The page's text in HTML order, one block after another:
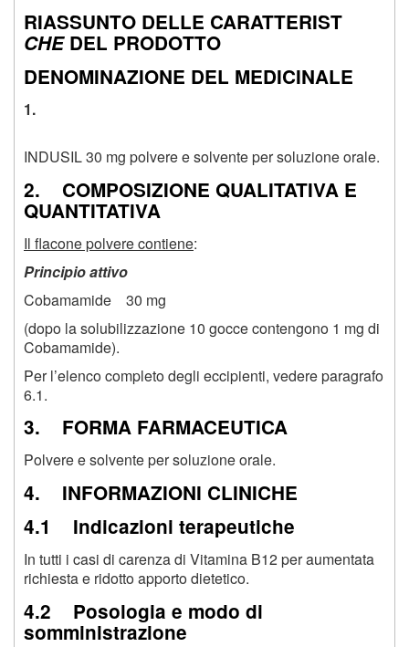
RIASSUNTO DELLE CARATTERIST
CHEDEL PRODOTTO
DENOMINAZIONE DEL MEDICINALE
1.
INDUSIL 30 mg polvere e solvente per soluzione orale.
2. COMPOSIZIONE QUALITATIVA E
QUANTITATIVA
Il flacone polvere contiene:
Principio attivo
Cobamamide 30 mg
(dopo la solubilizzazione 10 gocce contengono 1 mg di
Cobamamide).
Per l’elenco completo degli eccipienti, vedere paragrafo
6.1.
3. FORMA FARMACEUTICA
Polvere e solvente per soluzione orale.
4. INFORMAZIONI CLINICHE
4.1 Indicazioni terapeutiche
In tutti i casi di carenza di Vitamina B12 per aumentata
richiesta e ridotto apporto dietetico.
4.2 Posologia e modo di
somministrazione